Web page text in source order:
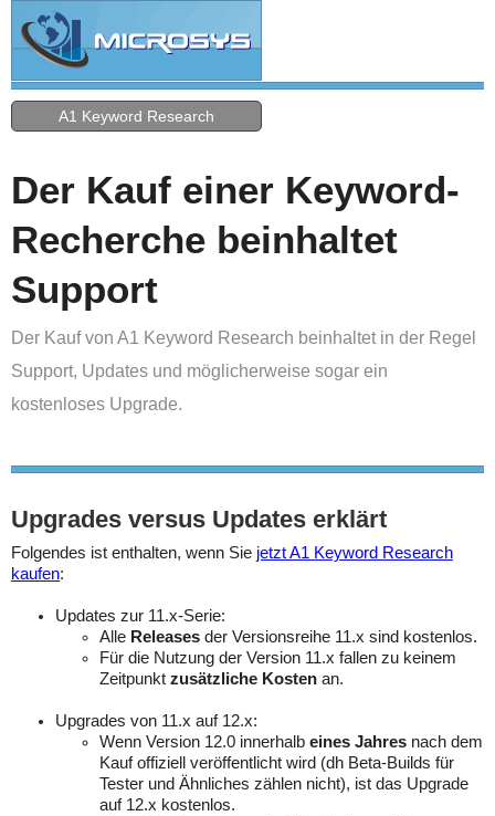
A1 Keyword Research
Der Kauf einer Keyword-
Recherche beinhaltet
Support
Der Kauf von A1 Keyword Research beinhaltet in der Regel
Support, Updates und möglicherweise sogar ein
kostenloses Upgrade.
Upgrades versus Updates erklärt
Folgendes ist enthalten, wenn Sie jetzt A1 Keyword Research
kaufen:
Updates zur 11.x-Serie:
Alle Releases der Versionsreihe 11.x sind kostenlos.
Für die Nutzung der Version 11.x fallen zu keinem
Zeitpunkt zusätzliche Kosten an.
Upgrades von 11.x auf 12.x:
Wenn Version 12.0 innerhalb eines Jahres nach dem
Kauf offiziell veröffentlicht wird (dh Beta-Builds für
Tester und Ähnliches zählen nicht), ist das Upgrade
auf 12.x kostenlos.